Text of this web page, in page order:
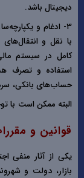
دیجیتال باشد.
با نقل و
کامل در سیستم
استفاده و تصرف
حساب‌های بانکی،
البته ممکن است با
قوانین و
یکی از آثار منفی
بازار، دولت و